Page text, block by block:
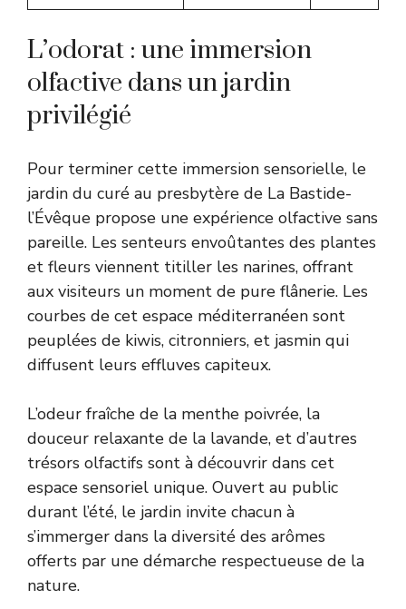
L’odorat : une immersion
olfactive dans un jardin
privilégié
Pour terminer cette immersion sensorielle, le
jardin du curé au presbytère de La Bastide-
l’Évêque propose une expérience olfactive sans
pareille. Les senteurs envoûtantes des plantes
et fleurs viennent titiller les narines, offrant
aux visiteurs un moment de pure flânerie. Les
courbes de cet espace méditerranéen sont
peuplées de kiwis, citronniers, et jasmin qui
diffusent leurs effluves capiteux.
L’odeur fraîche de la menthe poivrée, la
douceur relaxante de la lavande, et d’autres
trésors olfactifs sont à découvrir dans cet
espace sensoriel unique. Ouvert au public
durant l’été, le jardin invite chacun à
s’immerger dans la diversité des arômes
offerts par une démarche respectueuse de la
nature.